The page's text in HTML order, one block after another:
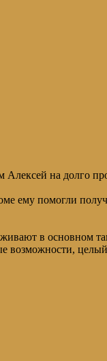
на долго
ему помогли
в основном
возможности,